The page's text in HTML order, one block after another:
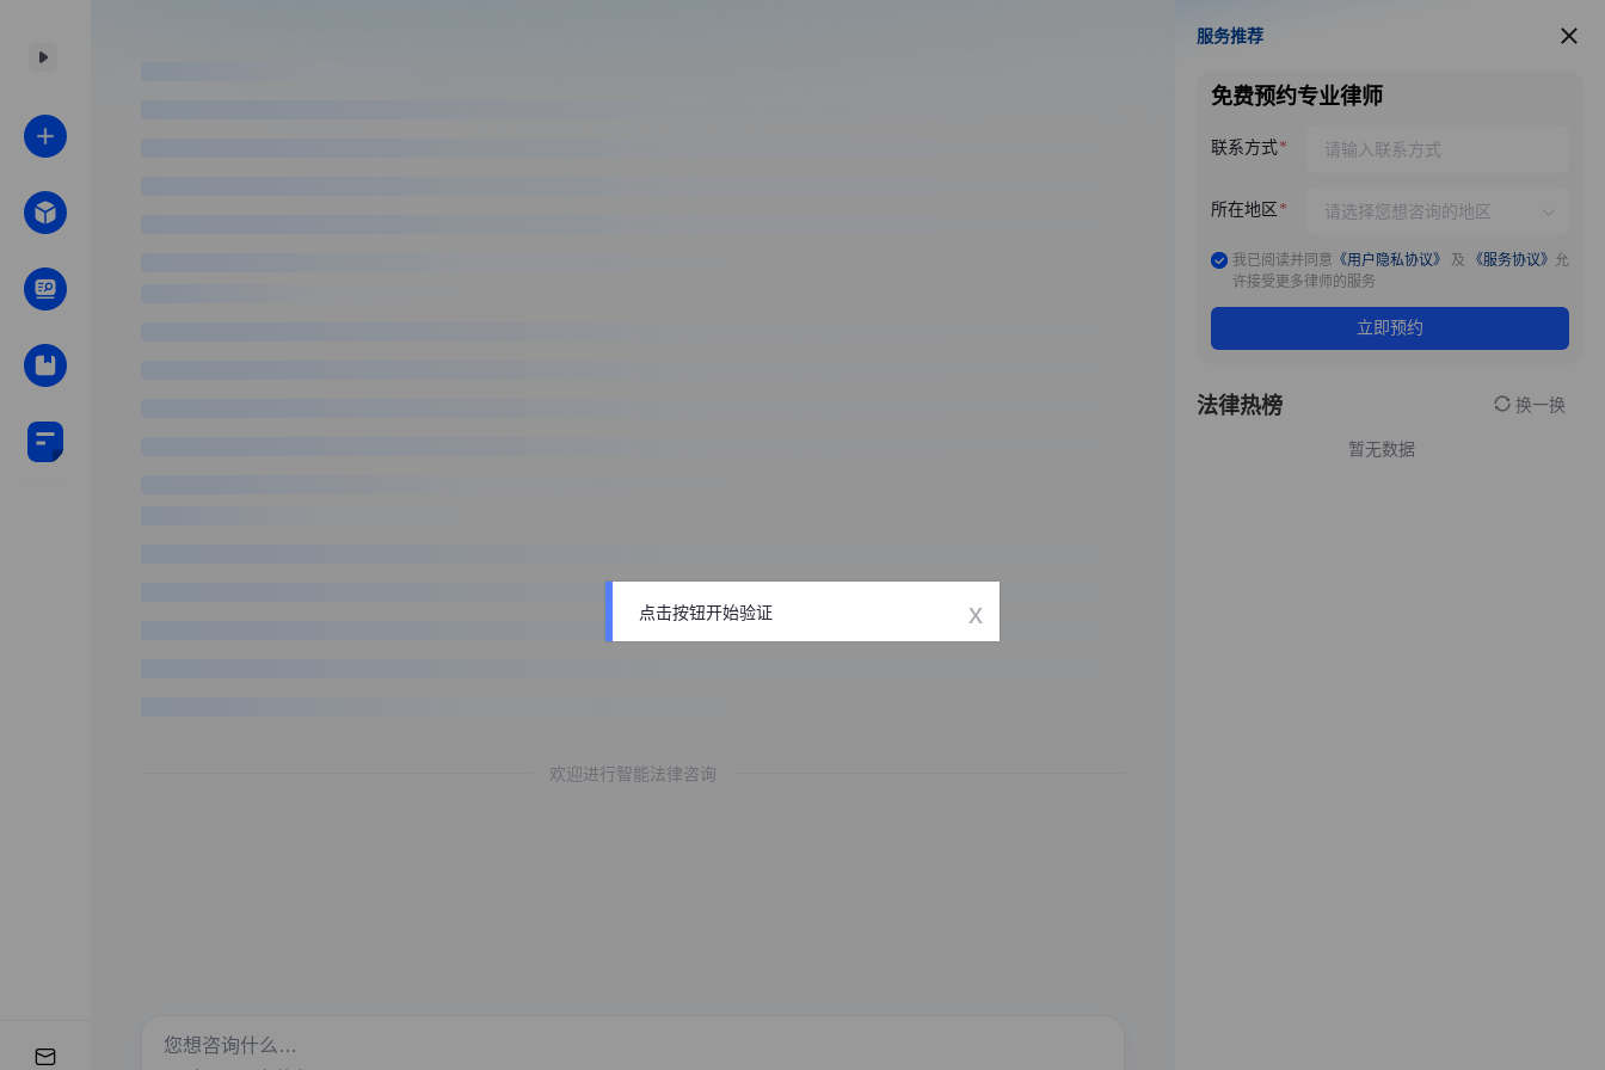
欢迎进行智能法律咨询
服务推荐
服务推荐
免费预约专业律师
联系方式
所在地区
我已阅读并同意 《用户隐私协议》 及 《服务协议》 允
许接受更多律师的服务
立即预约
法律热榜 换一换
暂无数据
点击按钮开始验证 x